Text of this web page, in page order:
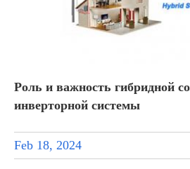
Роль и важность гибридной
инверторной системы
Feb 18, 2024